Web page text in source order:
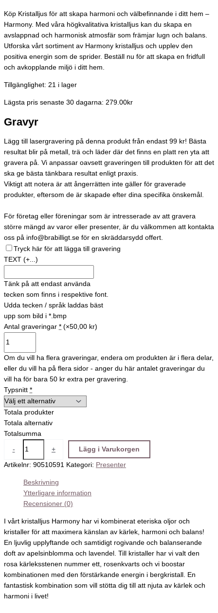
Köp Kristalljus för att skapa harmoni och välbefinnande i ditt hem –
Harmony. Med våra högkvalitativa kristalljus kan du skapa en
avslappnad och harmonisk atmosfär som främjar lugn och balans.
Utforska vårt sortiment av Harmony kristalljus och upplev den
positiva energin som de sprider. Beställ nu för att skapa en fridfull
och avkopplande miljö i ditt hem.
Tillgänglighet: 21 i lager
Lägsta pris senaste 30 dagarna: 279.00kr
Gravyr
Lägg till lasergravering på denna produkt från endast 99 kr! Bästa
resultat blir på metall, trä och läder där det finns en platt ren yta att
gravera på. Vi anpassar oavsett graveringen till produkten för att det
ska ge bästa tänkbara resultat enligt praxis.
Viktigt att notera är att ångerrätten inte gäller för graverade
produkter, eftersom de är skapade efter dina specifika önskemål.
För företag eller föreningar som är intresserade av att gravera
större mängd av varor eller presenter, är du välkommen att kontakta
oss på info@brabilligt.se för en skräddarsydd offert.
Tryck här för att lägga till gravering
TEXT (+...)
Tänk på att endast använda
tecken som finns i respektive font.
Udda tecken / språk laddas bäst
upp som bild i *.bmp
Antal graveringar * (×50,00 kr)
Om du vill ha flera graveringar, endera om produkten är i flera delar,
eller du vill ha på flera sidor - anger du här antalet graveringar du
vill ha för bara 50 kr extra per gravering.
Typsnitt *
Totala produkter
Totala alternativ
Totalsumma
- + Lägg i Varukorgen
Artikelnr: 90510591 Kategori: Presenter
Beskrivning
Ytterligare information
Recensioner (0)
I vårt kristalljus Harmony har vi kombinerat eteriska oljor och
kristaller för att maximera känslan av kärlek, harmoni och balans!
En ljuvlig upplyftande och samtidigt rogivande och balanserande
doft av apelsinblomma och lavendel. Till kristaller har vi valt den
rosa kärleksstenen nummer ett, rosenkvarts och vi boostar
kombinationen med den förstärkande energin i bergkristall. En
fantastisk kombination som vill stötta dig till att njuta av kärlek och
harmoni i livet!